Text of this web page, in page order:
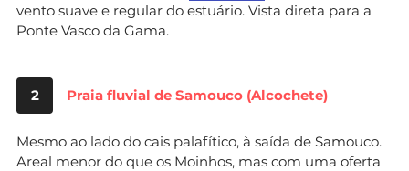
vento suave e regular do estuário. Vista direta para a
Ponte Vasco da Gama.
2 Praia fluvial de Samouco (Alcochete)
Mesmo ao lado do cais palafítico, à saída de Samouco.
Areal menor do que os Moinhos, mas com uma oferta